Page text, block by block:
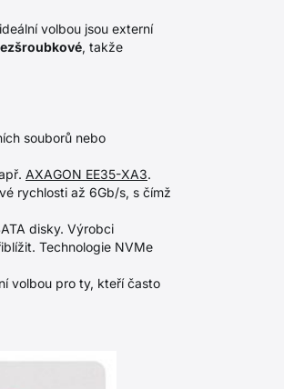
volbou jsou externí
, takže
souborů nebo
AXAGON EE35-XA3.
rychlosti až 6Gb/s, s čímž
disky. Výrobci
Technologie NVMe
volbou pro ty, kteří často